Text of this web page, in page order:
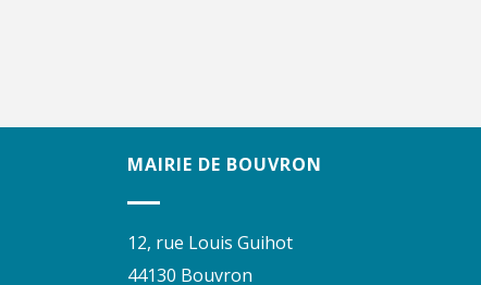
MAIRIE DE BOUVRON
12, rue Louis Guihot
44130 Bouvron